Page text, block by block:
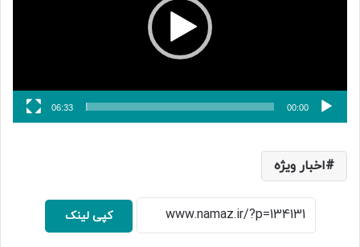
00:00
06:33
اخبار ویژه
کپی لینک